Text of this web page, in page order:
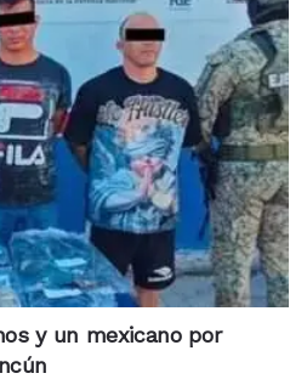
y un mexicano por